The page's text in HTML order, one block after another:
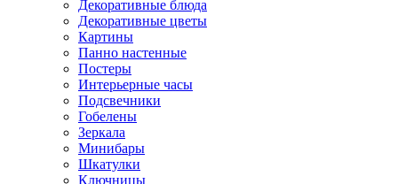
Декоративные блюда
Декоративные цветы
Картины
Панно настенные
Постеры
Интерьерные часы
Подсвечники
Гобелены
Зеркала
Минибары
Шкатулки
Ключницы